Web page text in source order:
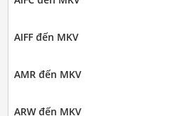
AIFF đến MKV
AMR đến MKV
ARW đến MKV